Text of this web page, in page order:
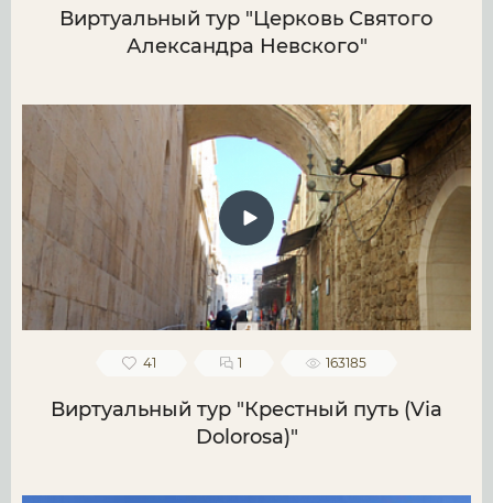
Виртуальный тур "Церковь Святого
Александра Невского"
41 1 163185
Виртуальный тур "Крестный путь (Via
Dolorosa)"